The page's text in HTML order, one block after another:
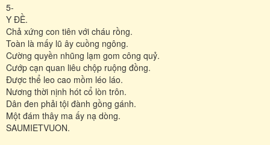
5-
Y ĐỀ.
Chả xứng con tiên với cháu rồng.
Toàn là mấy lũ ây cuồng ngông.
Cường quyền nhũng lạm gom công quỷ.
Cướp cạn quan liêu chộp ruộng đồng.
Được thể leo cao mồm léo láo.
Nương thời nịnh hót cổ lòn trôn.
Dân đen phải tội đành gồng gánh.
Một đám thây ma ấy nạ dòng.
SAUMIETVUON.